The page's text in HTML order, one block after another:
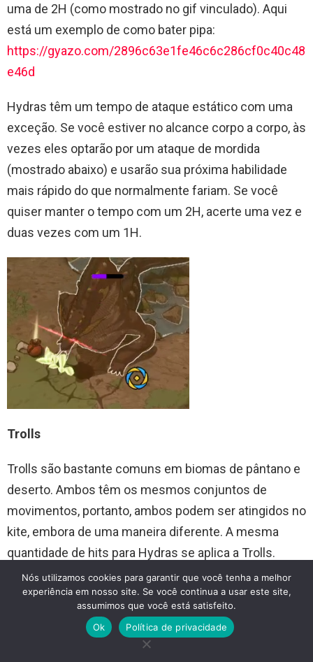
uma de 2H (como mostrado no gif vinculado). Aqui
está um exemplo de como bater pipa:
https://gyazo.com/2896c63e1fe46c6c286cf0c40c48
e46d
Hydras têm um tempo de ataque estático com uma
exceção. Se você estiver no alcance corpo a corpo, às
vezes eles optarão por um ataque de mordida
(mostrado abaixo) e usarão sua próxima habilidade
mais rápido do que normalmente fariam. Se você
quiser manter o tempo com um 2H, acerte uma vez e
duas vezes com um 1H.
Trolls
Trolls são bastante comuns em biomas de pântano e
deserto. Ambos têm os mesmos conjuntos de
movimentos, portanto, ambos podem ser atingidos no
kite, embora de uma maneira diferente. A mesma
quantidade de hits para Hydras se aplica a Trolls.
Aqui está um exemplo de hit kiting um Troll:
https://gyazo.com/0f57e86429c5c6214e290ed02b5
Passagem subterrânea (túnel que leva à área que
Nós utilizamos cookies para garantir que você tenha a melhor
experiência em nosso site. Se você continua a usar este site,
assumimos que você está satisfeito.
Ok
Política de privacidade